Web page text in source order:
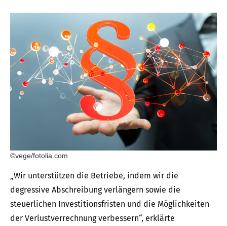
©vege/fotolia.com
„Wir unterstützen die Betriebe, indem wir die
degressive Abschreibung verlängern sowie die
steuerlichen Investitionsfristen und die Möglichkeiten
der Verlustverrechnung verbessern“, erklärte